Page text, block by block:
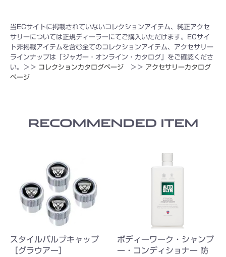
当ECサイトに掲載されていないコレクションアイテム、純正アクセ
サリーについては正規ディーラーにてご購入いただけます。ECサイ
ト非掲載アイテムを含む全てのコレクションアイテム、アクセサリー
ラインナップは「ジャガー・オンライン・カタログ」をご確認くださ
い。＞＞ コレクションカタログページ ＞＞
アクセサリーカタログ
ページ
RECOMMENDED ITEM
スタイルバルブキャップ
［グラウアー］
ボディーワーク・シャンプ
ー・コンディショナー 防